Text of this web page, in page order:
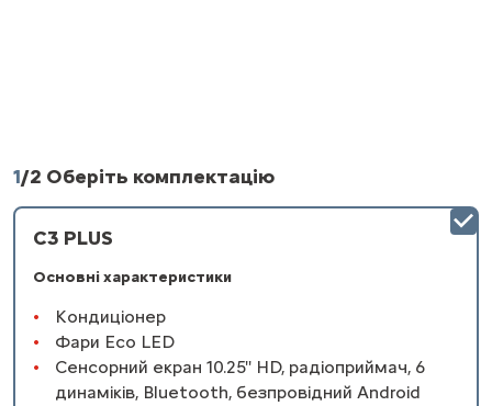
1/2 Оберіть комплектацію
C3 PLUS
Основні характеристики
Кондиціонер
Фари Eco LED
Сенсорний екран 10.25'' HD, радіоприймач, 6
динаміків, Bluetooth, безпровідний Android